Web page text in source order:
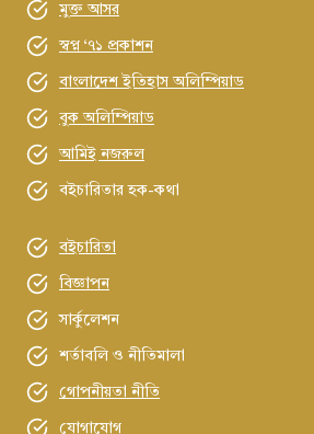
মুক্ত আসর
স্বপ্ন ‘৭১ প্রকাশন
বাংলাদেশ ইতিহাস অলিম্পিয়াড
বুক অলিম্পিয়াড
আমিই নজরুল
বইচারিতার হক-কথা
বইচারিতা
বিজ্ঞাপন
সার্কুলেশন
শর্তাবলি ও নীতিমালা
গোপনীয়তা নীতি
যোগাযোগ